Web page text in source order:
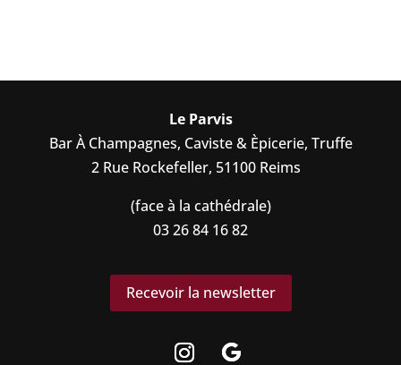
Le Parvis
Bar À Champagnes, Caviste & Èpicerie, Truffe
2 Rue Rockefeller, 51100 Reims
(face à la cathédrale)
03 26 84 16 82
Recevoir la newsletter